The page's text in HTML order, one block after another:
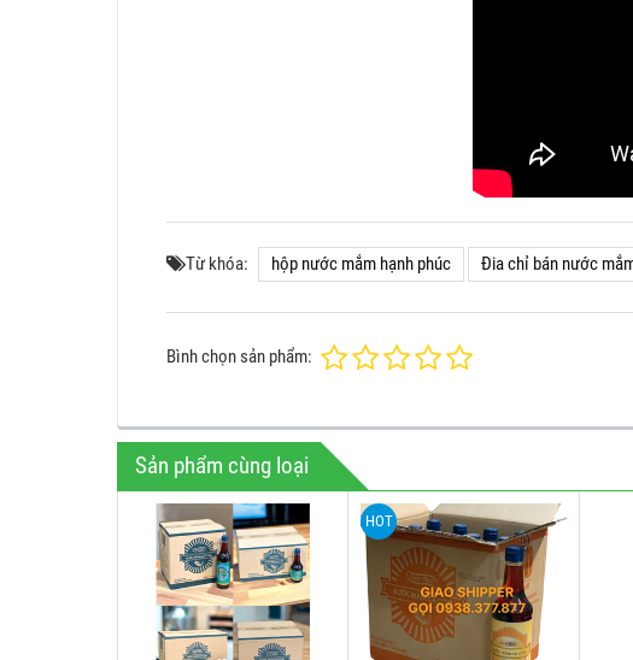
Từ khóa: hộp nước mắm hạnh phúc Đia chỉ bán nước
Bình chọn sản phẩm:
Sản phẩm cùng loại
HOT